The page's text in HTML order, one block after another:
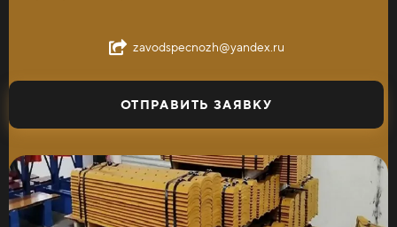
zavodspecnozh@yandex.ru
ОТПРАВИТЬ ЗАЯВКУ